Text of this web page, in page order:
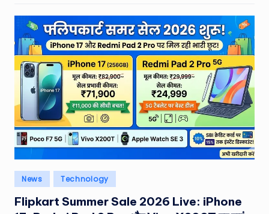
Posted
in
News Technology
Flipkart Summer Sale 2026 Live: iPhone